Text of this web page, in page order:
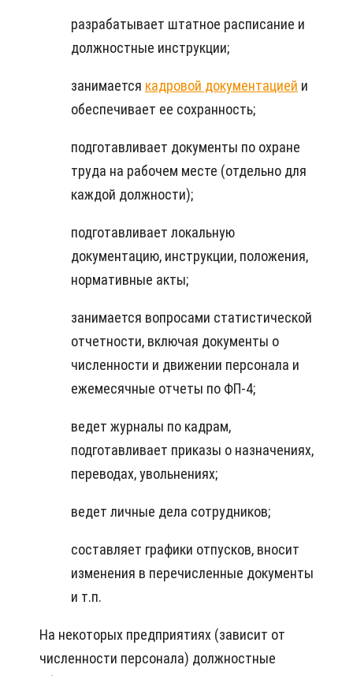
разрабатывает штатное расписание и
должностные инструкции;
занимается кадровой документацией и
обеспечивает ее сохранность;
подготавливает документы по охране
труда на рабочем месте (отдельно для
каждой должности);
подготавливает локальную
документацию, инструкции, положения,
нормативные акты;
занимается вопросами статистической
отчетности, включая документы о
численности и движении персонала и
ежемесячные отчеты по ФП-4;
ведет журналы по кадрам,
подготавливает приказы о назначениях,
переводах, увольнениях;
ведет личные дела сотрудников;
составляет графики отпусков, вносит
изменения в перечисленные документы
и т.п.
На некоторых предприятиях (зависит от
численности персонала) должностные